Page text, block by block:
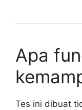
Apa
Tes ini dibuat